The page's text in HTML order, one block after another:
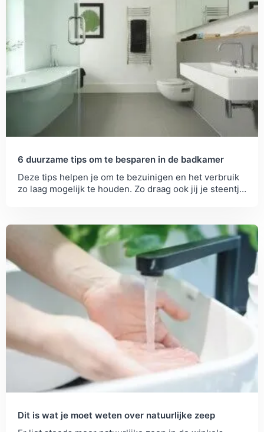
6 duurzame tips om te besparen in de badkamer
Deze tips helpen je om te bezuinigen en het verbruik
zo laag mogelijk te houden. Zo draag ook jij je steentje
Dit is wat je moet weten over natuurlijke zeep